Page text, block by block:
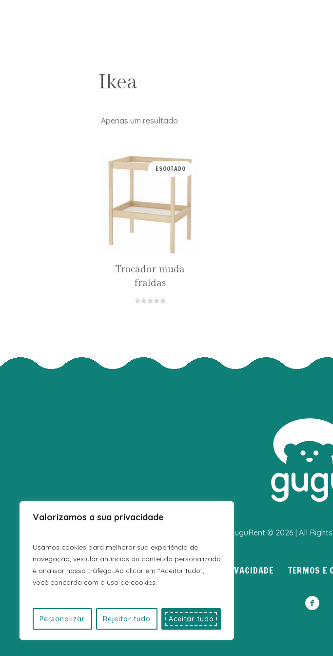
Valorizamos a sua privacidade
Usamos cookies para melhorar sua experiência de
navegação, veicular anúncios ou conteúdo personalizado
e analisar nosso tráfego. Ao clicar em “Aceitar tudo”,
você concorda com o uso de cookies.
Personalizar Rejeitar tudo Aceitar tudo
Ikea
Apenas um resultado
ESGOTADO
Trocador muda
fraldas
GuguRent © 2026 | All
POLÍTICA DE PRIVACIDADE TERMOS E